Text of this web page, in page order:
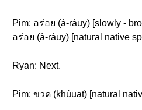
Pim: อร่อย (à-ràuy) [slowly -
อร่อย (à-ràuy) [natural native
Ryan: Next.
Pim: ขวด (khùuat) [natural